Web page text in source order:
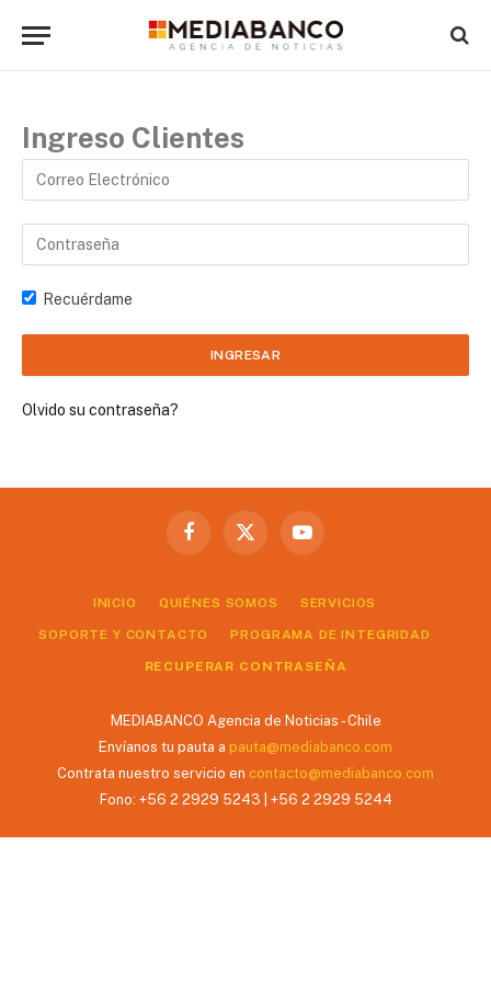
Ingreso Clientes
Recuérdame
Olvido su contraseña?
Facebook
X
YouTube
INICIO QUIÉNES SOMOS SERVICIOS
SOPORTE Y CONTACTO PROGRAMA DE INTEGRIDAD
RECUPERAR CONTRASEÑA
MEDIABANCO Agencia de Noticias - Chile
Envíanos tu pauta a pauta@mediabanco.com
Contrata nuestro servicio en contacto@mediabanco.com
Fono: +56 2 2929 5243 | +56 2 2929 5244